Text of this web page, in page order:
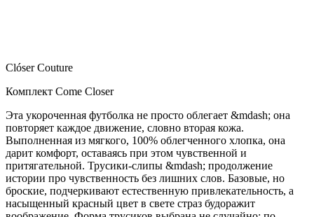
Clóser Couture
Комплект Come Closer
Эта укороченная футболка не просто облегает &mdash; она
повторяет каждое движение, словно вторая кожа.
Выполненная из мягкого, 100% облегченного хлопка, она
дарит комфорт, оставаясь при этом чувственной и
притягательной. Трусики-слипы &mdash; продолжение
истории про чувственность без лишних слов. Базовые, но
броские, подчеркивают естественную привлекательность, а
насыщенный красный цвет в свете страз будоражит